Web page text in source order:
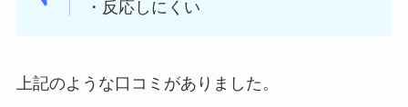
・反応しにくい
上記のような口コミがありました。